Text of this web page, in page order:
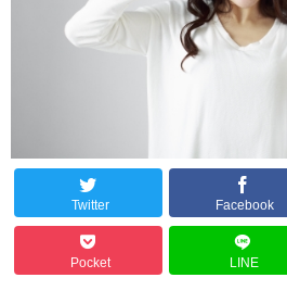
Twitter Facebook
Pocket LINE